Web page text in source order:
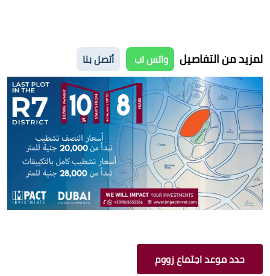
لمزيد من التفاصيل واتس اب أتصل بنا
حدد موعد اجتماع زووم